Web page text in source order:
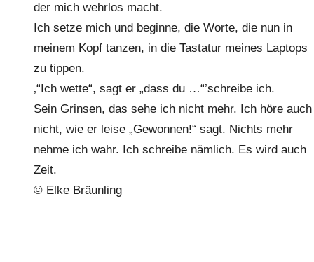
der mich wehrlos macht.
Ich setze mich und beginne, die Worte, die nun in
meinem Kopf tanzen, in die Tastatur meines Laptops
zu tippen.
‚“Ich wette“, sagt er „dass du …“’schreibe ich.
Sein Grinsen, das sehe ich nicht mehr. Ich höre auch
nicht, wie er leise „Gewonnen!“ sagt. Nichts mehr
nehme ich wahr. Ich schreibe nämlich. Es wird auch
Zeit.
© Elke Bräunling